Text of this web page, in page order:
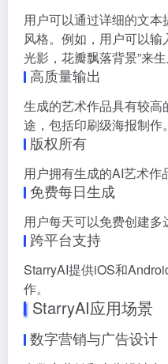
用户可以通过详细的文
风格。例如，用户可以输
光影，花瓣飘落背景”来
高质量输出
生成的艺术作品具有较
途，包括印刷级海报制作。
版权所有
用户拥有生成的AI艺术作
免费每日生成
用户每天可以免费创建多
跨平台支持
StarryAI提供iOS和
作。
StarryAI应用场景
数字营销与广告设计